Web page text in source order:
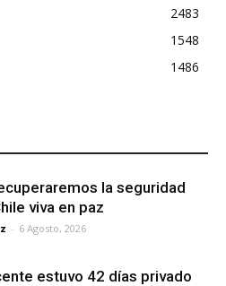
2483
1548
1486
la seguridad
viva en paz
- 6 Agosto, 2026
estuvo 42 días privado